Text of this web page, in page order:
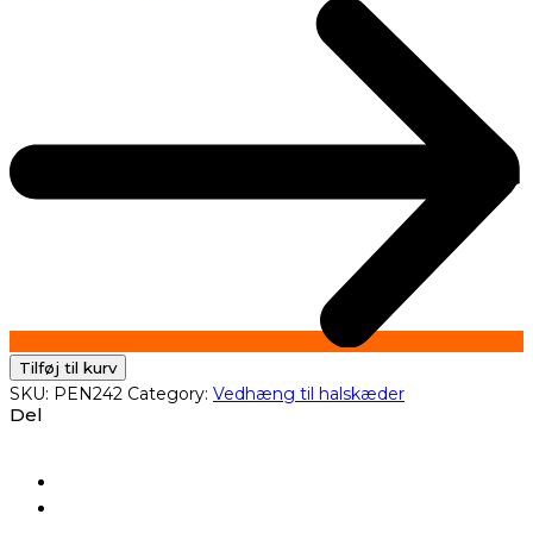
Tilføj til kurv
SKU: PEN242 Category: Vedhæng til halskæder
Del